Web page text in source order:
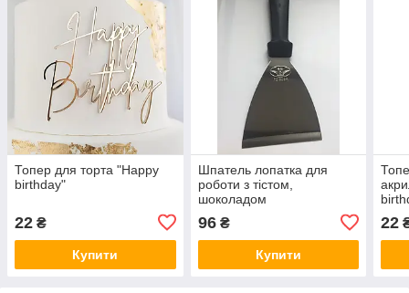
Топер для торта "Happy
birthday"
22 ₴
Купити
Шпатель лопатка для
роботи з тістом,
шоколадом
96₴
Купити
22